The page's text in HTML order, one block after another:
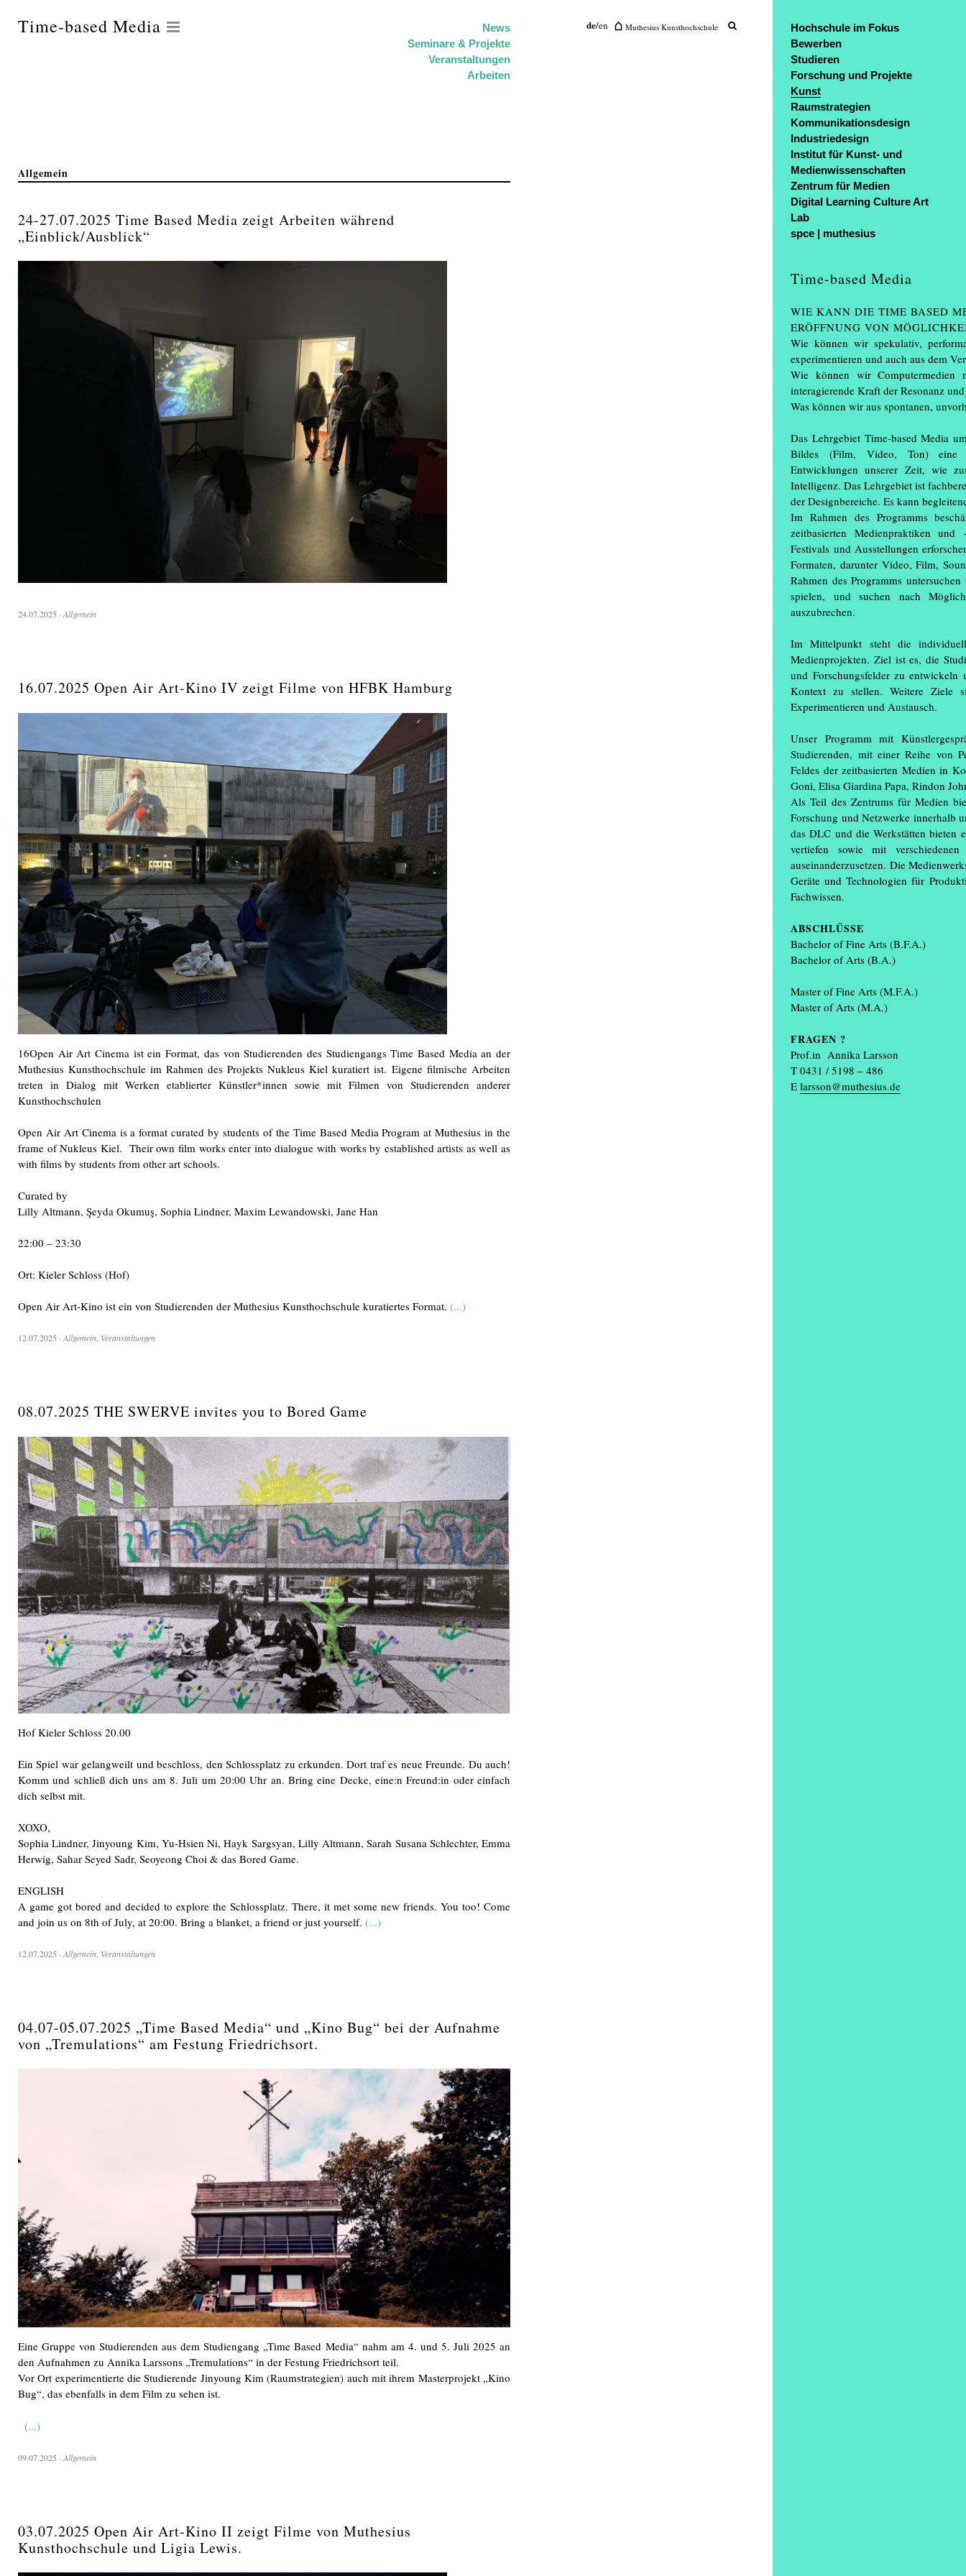
de/en Muthesius Kunsthochschule
Time-based Media
News
Seminare & Projekte
Veranstaltungen
Arbeiten
Allgemein
24-27.07.2025 Time Based Media zeigt Arbeiten während
„Einblick/Ausblick“
24.07.2025 ·Allgemein
16.07.2025 Open Air Art-Kino IV zeigt Filme von HFBK Hamburg
16Open Air Art Cinema ist ein Format, das von Studierenden des Studiengangs Time Based Media an der
Muthesius Kunsthochschule im Rahmen des Projekts Nukleus Kiel kuratiert ist. Eigene filmische Arbeiten
treten in Dialog mit Werken etablierter Künstler*innen sowie mit Filmen von Studierenden anderer
Kunsthochschulen
Open Air Art Cinema is a format curated by students of the Time Based Media Program at Muthesius in the
frame of Nukleus Kiel. Their own film works enter into dialogue with works by established artists as well as
with films by students from other art schools.
Curated by
Lilly Altmann, Şeyda Okumuş, Sophia Lindner, Maxim Lewandowski, Jane Han
22:00 – 23:30
Ort: Kieler Schloss (Hof)
Open Air Art-Kino ist ein von Studierenden der Muthesius Kunsthochschule kuratiertes Format. (...)
12.07.2025 ·Allgemein, Veranstaltungen
08.07.2025 THE SWERVE invites you to Bored Game
Hof Kieler Schloss 20.00
Ein Spiel war gelangweilt und beschloss, den Schlossplatz zu erkunden. Dort traf es neue Freunde. Du auch!
Komm und schließ dich uns am 8. Juli um 20:00 Uhr an. Bring eine Decke, eine:n Freund:in oder einfach
dich selbst mit.
XOXO,
Sophia Lindner, Jinyoung Kim, Yu-Hsien Ni, Hayk Sargsyan, Lilly Altmann, Sarah Susana Schlechter, Emma
Herwig, Sahar Seyed Sadr, Seoyeong Choi & das Bored Game.
ENGLISH
A game got bored and decided to explore the Schlossplatz. There, it met some new friends. You too! Come
and join us on 8th of July, at 20:00. Bring a blanket, a friend or just yourself. (...)
12.07.2025 ·Allgemein, Veranstaltungen
04.07-05.07.2025 „Time Based Media“ und „Kino Bug“ bei der Aufnahme
von „Tremulations“ am Festung Friedrichsort.
Eine Gruppe von Studierenden aus dem Studiengang „Time Based Media“ nahm am 4. und 5. Juli 2025 an
den Aufnahmen zu Annika Larssons „Tremulations“ in der Festung Friedrichsort teil.
Vor Ort experimentierte die Studierende Jinyoung Kim (Raumstrategien) auch mit ihrem Masterprojekt „Kino
Bug“, das ebenfalls in dem Film zu sehen ist.
(...)
09.07.2025 · Allgemein
03.07.2025 Open Air Art-Kino II zeigt Filme von Muthesius
Kunsthochschule und Ligia Lewis.
Hochschule im Fokus
Bewerben
Studieren
Forschung und Projekte
Kunst
Raumstrategien
Kommunikationsdesign
Industriedesign
Institut für Kunst- und
Medienwissenschaften
Zentrum für Medien
Digital Learning Culture Art
Lab
spce | muthesius
Time-based Media
WIE KANN DIE TIME BASED
ERÖFFNUNG VON
Wie können wir spekulativ,
experimentieren und auch aus dem
Wie können wir Computermedien
interagierende Kraft der Resonanz
Was können wir aus spontanen,
Das Lehrgebiet Time-based Media
Bildes (Film, Video, Ton) eine
Entwicklungen unserer Zeit, wie
Intelligenz. Das Lehrgebiet ist
der Designbereiche. Es kann
Im Rahmen des Programms
zeitbasierten Medienpraktiken und
Festivals und Ausstellungen
Formaten, darunter Video, Film,
Rahmen des Programms
spielen, und suchen nach
auszubrechen.
Im Mittelpunkt steht die
Medienprojekten. Ziel ist es, die
und Forschungsfelder zu
Kontext zu stellen. Weitere Ziele
Experimentieren und Austausch.
Unser Programm mit
Studierenden, mit einer Reihe von
Feldes der zeitbasierten Medien in
Goni, Elisa Giardina Papa, Rindon
Als Teil des Zentrums für Medien
Forschung und Netzwerke innerhalb
das DLC und die Werkstätten bieten
vertiefen sowie mit
auseinanderzusetzen. Die
Geräte und Technologien für
Fachwissen.
ABSCHLÜSSE
Bachelor of Fine Arts (B.F.A.)
Bachelor of Arts (B.A.)
Master of Fine Arts (M.F.A.)
Master of Arts (M.A.)
FRAGEN ?
Prof.in Annika Larsson
T 0431 / 5198 – 486
Elarsson@muthesius.de